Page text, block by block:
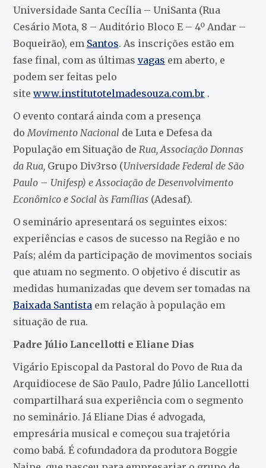
Universidade Santa Cecília – UniSanta (Rua
Cesário Mota, 8 – Auditório Bloco E – 4º Andar –
Boqueirão), em Santos. As inscrições estão em
fase final, com as últimas vagas em aberto, e
podem ser feitas pelo
site www.institutotelmadesouza.com.br .
O evento contará ainda com a presença
do Movimento Nacional de Luta e Defesa da
População em Situação de Rua, Associação Donnas
da Rua, Grupo Div3rso (Universidade Federal de São
Paulo – Unifesp) e Associação de Desenvolvimento
Econômico e Social às Famílias (Adesaf).
O seminário apresentará os seguintes eixos:
experiências e casos de sucesso na Região e no
País; além da participação de movimentos sociais
que atuam no segmento. O objetivo é discutir as
medidas humanizadas que devem ser tomadas na
Baixada Santista em relação à população em
situação de rua.
Padre Júlio Lancellotti e Eliane Dias
Vigário Episcopal da Pastoral do Povo de Rua da
Arquidiocese de São Paulo, Padre Júlio Lancellotti
compartilhará sua experiência com o segmento
no seminário. Já Eliane Dias é advogada,
empresária musical e começou sua trajetória
como babá. É cofundadora da produtora Boggie